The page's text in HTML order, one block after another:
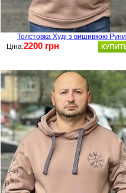
Толстовка Худі з вишивкою Руни
Ціна:2200 грн